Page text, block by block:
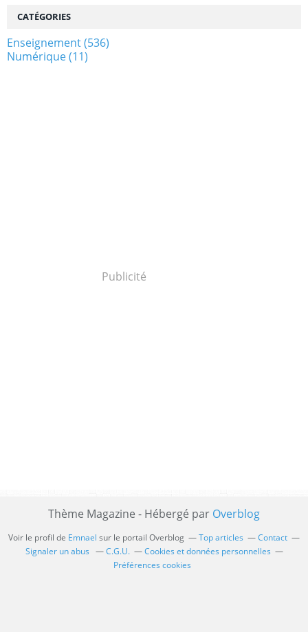
CATÉGORIES
Enseignement(536)
Numérique(11)
Publicité
Thème Magazine - Hébergé par Overblog
Voir le profil de Emnael sur le portail Overblog Top articles
Contact
Signaler un abus
C.G.U.
Cookies et données personnelles
Préférences cookies